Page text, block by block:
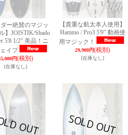
ダー絶賛のマジッ
】JOISTIK/Shado
5'8 1/2" 美品！ニ
イプ
円(税別)
[在庫なし]
【貴重な航太本人使用】
Hammo / Pro3 5'9" 動画使
用マジック！
29,900円(税別)
[在庫なし]